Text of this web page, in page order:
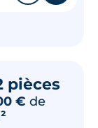
pièces
€ de